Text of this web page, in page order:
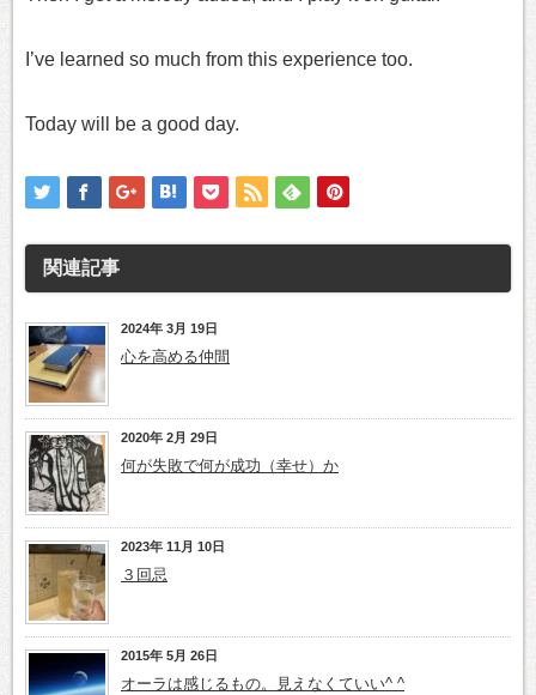
I’ve learned so much from this experience too.
Today will be a good day.
関連記事
2024年 3月 19日
心を高める仲間
2020年 2月 29日
何が失敗で何が成功（幸せ）か
2023年 11月 10日
３回忌
2015年 5月 26日
オーラは感じるもの。見えなくていい^ ^